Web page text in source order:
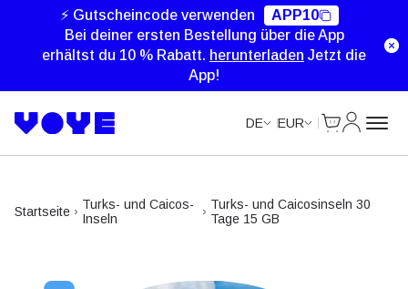
⚡ Gutscheincode verwenden
APP10
Bei deiner ersten Bestellung über die App
erhältst du 10 % Rabatt. herunterladen Jetzt die
App!
DE EUR
Startseite
Turks- und Caicos-
Inseln
Turks- und Caicosinseln 30
Tage 15 GB
Unlimited Data
Unlimited Data
Unlimited Data
Unlimited Data